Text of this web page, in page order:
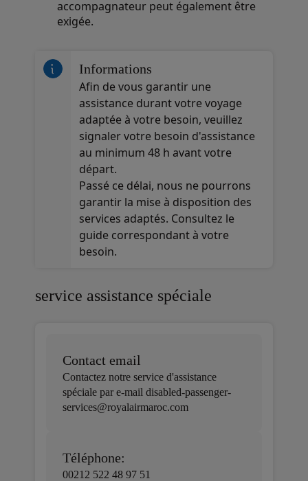
accompagnateur peut également être
exigée.
Informations
Afin de vous garantir une
assistance durant votre voyage
adaptée à votre besoin, veuillez
signaler votre besoin d'assistance
au minimum 48 h avant votre
départ.
Passé ce délai, nous ne pourrons
garantir la mise à disposition des
services adaptés. Consultez le
guide correspondant à votre
besoin.
service assistance spéciale
Contact email
Contactez notre service d'assistance
spéciale par e-mail disabled-passenger-
services@royalairmaroc.com
Téléphone:
00212 522 48 97 51